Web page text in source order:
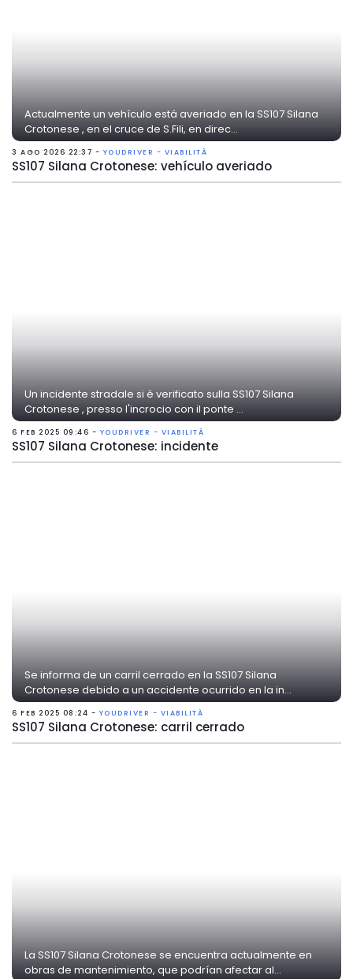
Actualmente un vehículo está averiado en la SS107 Silana
Crotonese , en el cruce de S.Fili, en direc...
3 AGO 2026 22:37 - YOUDRIVER - VIABILITÀ
SS107 Silana Crotonese: vehículo averiado
Un incidente stradale si è verificato sulla SS107 Silana
Crotonese , presso l'incrocio con il ponte ...
6 FEB 2025 09:46 - YOUDRIVER - VIABILITÀ
SS107 Silana Crotonese: incidente
Se informa de un carril cerrado en la SS107 Silana
Crotonese debido a un accidente ocurrido en la in...
6 FEB 2025 08:24 - YOUDRIVER - VIABILITÀ
SS107 Silana Crotonese: carril cerrado
La SS107 Silana Crotonese se encuentra actualmente en
obras de mantenimiento, que podrían afectar al...